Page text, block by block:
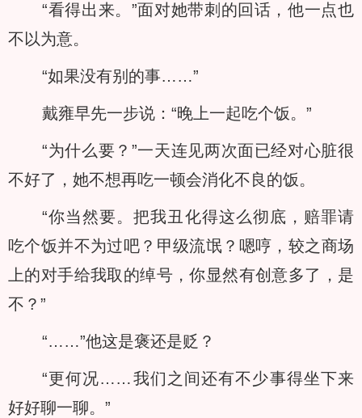
“看得出来。”面对她带刺的回话，他一点也
不以为意。
“如果没有别的事……”
戴雍早先一步说：“晚上一起吃个饭。”
“为什么要？”一天连见两次面已经对心脏很
不好了，她不想再吃一顿会消化不良的饭。
“你当然要。把我丑化得这么彻底，赔罪请
吃个饭并不为过吧？甲级流氓？嗯哼，较之商场
上的对手给我取的绰号，你显然有创意多了，是
不？”
“……”他这是褒还是贬？
“更何况……我们之间还有不少事得坐下来
好好聊一聊。”